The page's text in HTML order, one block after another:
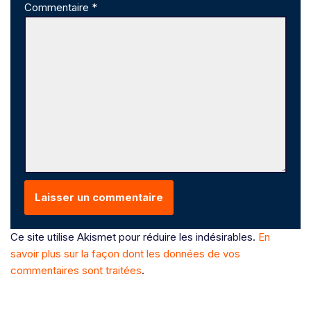
Commentaire *
Ce site utilise Akismet pour réduire les indésirables. En
savoir plus sur la façon dont les données de vos
commentaires sont traitées.